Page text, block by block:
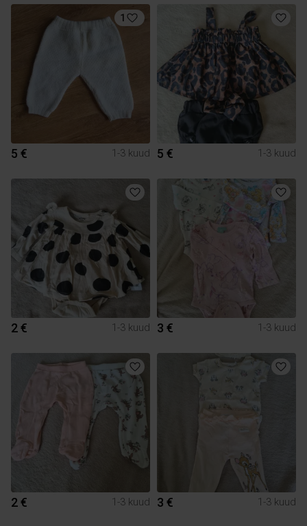
1
5 € 1-3 kuud 5 € 1-3 kuud
2 € 1-3 kuud 3 € 1-3 kuud
2 € 1-3 kuud 3 € 1-3 kuud